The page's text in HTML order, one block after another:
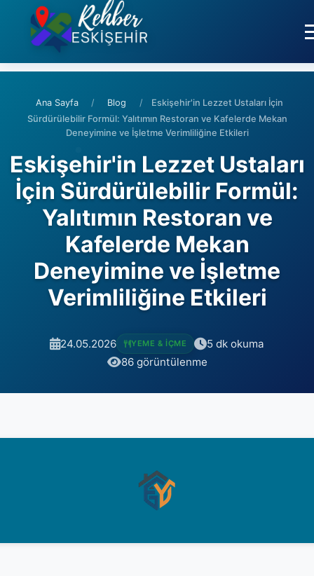
Ana Sayfa / Blog /
Eskişehir'in Lezzet Ustaları İçin
Sürdürülebilir Formül: Yalıtımın Restoran ve Kafelerde Mekan
Deneyimine ve İşletme Verimliliğine Etkileri
Eskişehir'in Lezzet Ustaları
İçin Sürdürülebilir Formül:
Yalıtımın Restoran ve
Kafelerde Mekan
Deneyimine ve İşletme
Verimliliğine Etkileri
24.05.2026 YEME & İÇME
5 dk okuma
86 görüntülenme